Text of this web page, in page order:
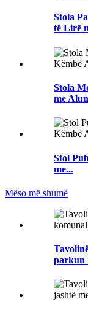
Stola
të Lirë
Stola
me
Stol
me...
Mëso më shumë
parkun